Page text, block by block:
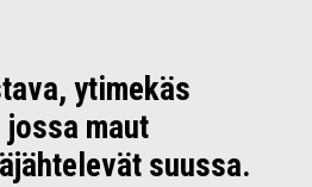
ytimekäs
maut
suussa.